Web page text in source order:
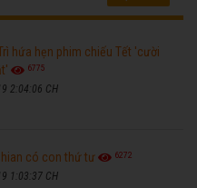
hứa hẹn phim chiếu Tết 'cười
6775
2:04:06 CH
có con thứ tư 6272
1:03:37 CH